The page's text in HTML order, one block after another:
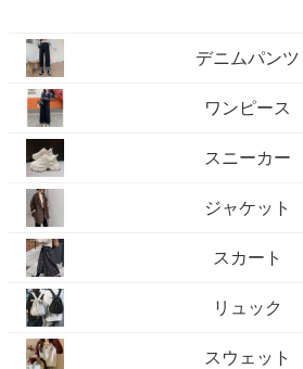
デニムパンツ
ワンピース
スニーカー
ジャケット
スカート
リュック
スウェット